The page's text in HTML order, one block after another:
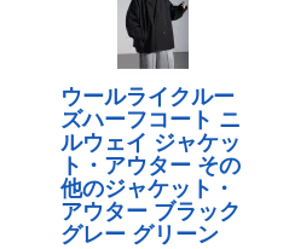
ウールライクルー
ズハーフコート ニ
ルウェイ ジャケッ
ト・アウター その
他のジャケット・
アウター ブラック
グレー グリーン